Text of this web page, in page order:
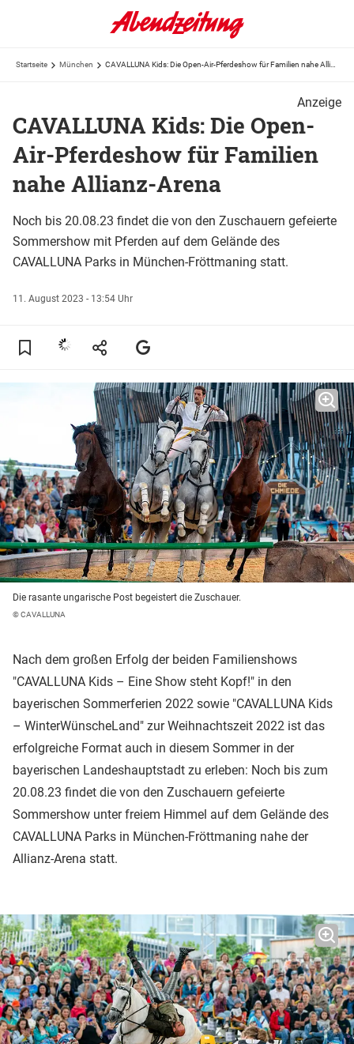
Startseite München
Anzeige
CAVALLUNA Kids: Die Open-
Air-Pferdeshow für Familien
nahe Allianz-Arena
Noch bis 20.08.23 findet die von den Zuschauern gefeierte
Sommershow mit Pferden auf dem Gelände des
CAVALLUNA Parks in München-Fröttmaning statt.
11. August 2023 - 13:54 Uhr
Die rasante ungarische Post begeistert die Zuschauer.
© CAVALLUNA
Nach dem großen Erfolg der beiden Familienshows
"CAVALLUNA Kids – Eine Show steht Kopf!" in den
bayerischen Sommerferien 2022 sowie "CAVALLUNA Kids
– WinterWünscheLand" zur Weihnachtszeit 2022 ist das
erfolgreiche Format auch in diesem Sommer in der
bayerischen Landeshauptstadt zu erleben: Noch bis zum
20.08.23 findet die von den Zuschauern gefeierte
Sommershow unter freiem Himmel auf dem Gelände des
CAVALLUNA Parks in München-Fröttmaning nahe der
Allianz-Arena statt.